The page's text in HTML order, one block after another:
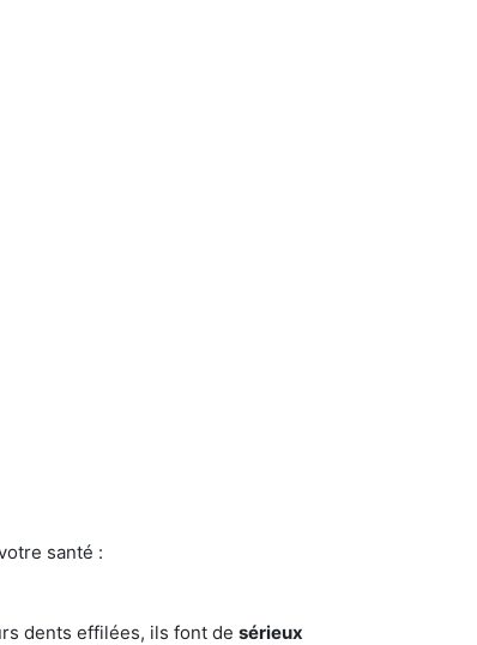
santé :
dents effilées, ils font de sérieux